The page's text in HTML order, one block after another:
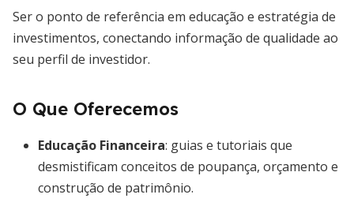
Ser o ponto de referência em educação e estratégia de
investimentos, conectando informação de qualidade ao
seu perfil de investidor.
O Que Oferecemos
Educação Financeira: guias e tutoriais que
desmistificam conceitos de poupança, orçamento e
construção de patrimônio.